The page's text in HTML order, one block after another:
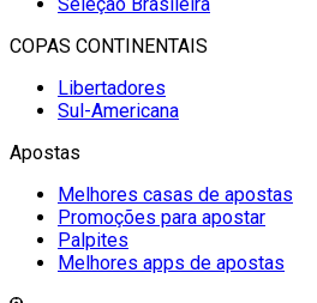
COPAS CONTINENTAIS
Libertadores
Sul-Americana
Apostas
Melhores casas de apostas
Promoções para apostar
Palpites
Melhores apps de apostas